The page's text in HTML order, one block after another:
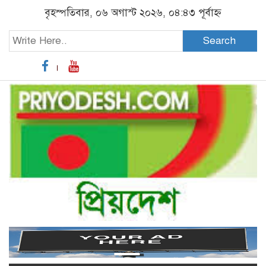
বৃহস্পতিবার, ০৬ অগাস্ট ২০২৬, ০৪:৪৩ পূর্বাহ্ন
Search